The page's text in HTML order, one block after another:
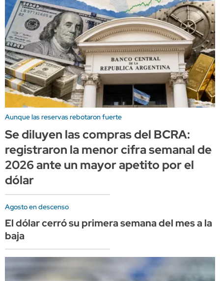
Aunque las reservas rebotaron fuerte
Se diluyen las compras del BCRA:
registraron la menor cifra semanal de
2026 ante un mayor apetito por el
dólar
Agosto en descenso
El dólar cerró su primera semana del mes a la
baja